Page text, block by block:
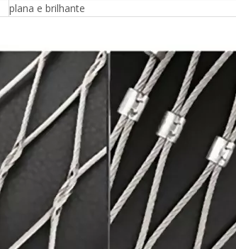
plana e brilhante